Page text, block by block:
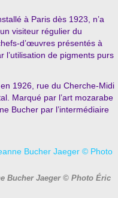
à Paris dès 1923, n’a
visiteur régulier du
d’œuvres présentés à
l’utilisation de pigments purs
1926, rue du Cherche-Midi
Marqué par l’art mozarabe
Bucher par l’intermédiaire
Bucher Jaeger © Photo Éric